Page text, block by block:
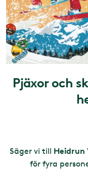
Pjäxor och
Säger vi till Heidrun
för fyra